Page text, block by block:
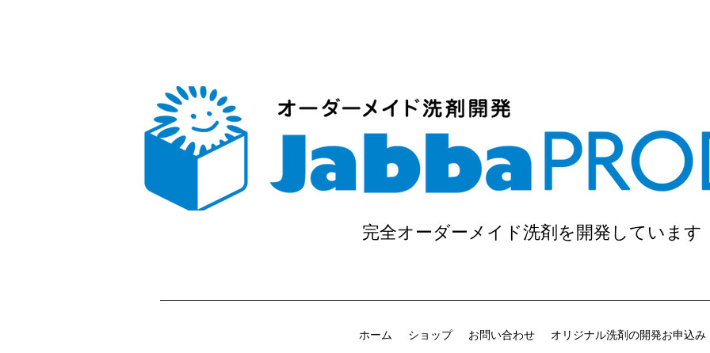
完全オーダーメイド洗剤を開発しています
ホーム ショップ お問い合わせ オリジナル洗剤の開発お申込み